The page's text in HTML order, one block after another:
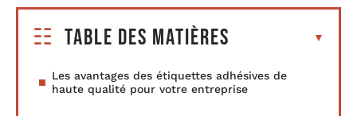
Table des matières
Les avantages des étiquettes adhésives de
haute qualité pour votre entreprise